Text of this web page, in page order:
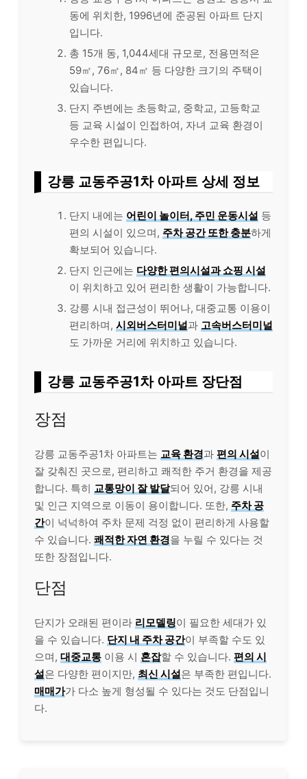
동에 위치한, 1996년에 준공된 아파트 단지
입니다.
총 15개 동, 1,044세대 규모로, 전용면적은
59㎡, 76㎡, 84㎡ 등 다양한 크기의 주택이
있습니다.
단지 주변에는 초등학교, 중학교, 고등학교
등 교육 시설이 인접하여, 자녀 교육 환경이
우수한 편입니다.
강릉 교동주공1차 아파트 상세 정보
단지 내에는 어린이 놀이터, 주민 운동시설 등
편의 시설이 있으며, 주차 공간 또한 충분하게
확보되어 있습니다.
단지 인근에는 다양한 편의시설과 쇼핑 시설
이 위치하고 있어 편리한 생활이 가능합니다.
강릉 시내 접근성이 뛰어나, 대중교통 이용이
편리하며, 시외버스터미널과 고속버스터미널
도 가까운 거리에 위치하고 있습니다.
강릉 교동주공1차 아파트 장단점
장점
강릉 교동주공1차 아파트는 교육 환경과 편의 시설이
잘 갖춰진 곳으로, 편리하고 쾌적한 주거 환경을 제공
합니다. 특히 교통망이 잘 발달되어 있어, 강릉 시내
및 인근 지역으로 이동이 용이합니다. 또한, 주차 공
간이 넉넉하여 주차 문제 걱정 없이 편리하게 사용할
수 있습니다. 쾌적한 자연 환경을 누릴 수 있다는 것
또한 장점입니다.
단점
단지가 오래된 편이라 리모델링이 필요한 세대가 있
을 수 있습니다. 단지 내 주차 공간이 부족할 수도 있
으며, 대중교통 이용 시 혼잡할 수 있습니다. 편의 시
설은 다양한 편이지만, 최신 시설은 부족한 편입니다.
매매가가 다소 높게 형성될 수 있다는 것도 단점입니
다.